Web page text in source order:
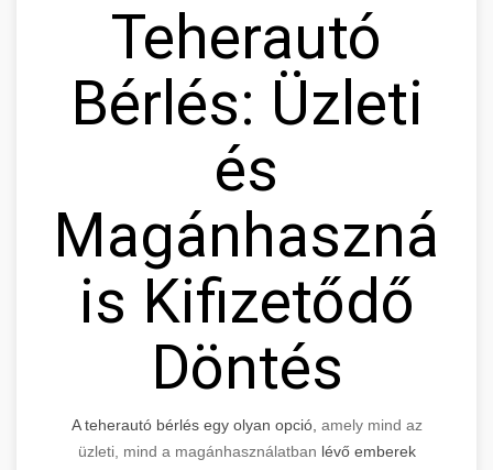
Teherautó
Bérlés: Üzleti
és
is Kifizetődő
Döntés
A teherautó bérlés egy olyan opció, amely mind az
üzleti, mind a magánhasználatban lévő emberek